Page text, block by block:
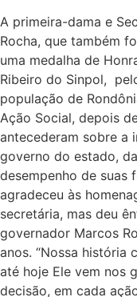
A primeira-dama e
Rocha, que também
uma medalha de
Ribeiro do Sinpol,
população de
Ação Social, depois
antecederam sobre a
governo do estado,
desempenho de suas
agradeceu às
secretária, mas deu
governador Marcos
anos. “Nossa história
até hoje Ele vem nos
decisão, em cada